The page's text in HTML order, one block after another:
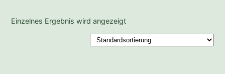
Einzelnes Ergebnis wird angezeigt